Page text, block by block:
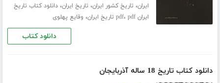
ایران، تاریخ کشور ایران، تاریخ ایران،دانلود کتاب تاریخ
ایران pdf
، pdf تاریخ ایران ، وقایع پهلوی
دانلود کتاب
دانلود کتاب تاریخ 18 ساله آذربایجان